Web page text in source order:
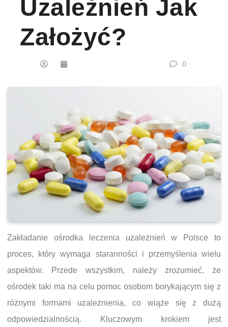
Uzależnień Jak
Założyć?
0
Zakładanie ośrodka leczenia uzależnień w Polsce to
proces, który wymaga staranności i przemyślenia wielu
aspektów. Przede wszystkim, należy zrozumieć, że
ośrodek taki ma na celu pomoc osobom borykającym się z
różnymi formami uzależnienia, co wiąże się z dużą
odpowiedzialnością. Kluczowym krokiem jest